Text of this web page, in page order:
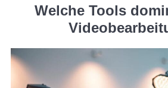
Welche Tools